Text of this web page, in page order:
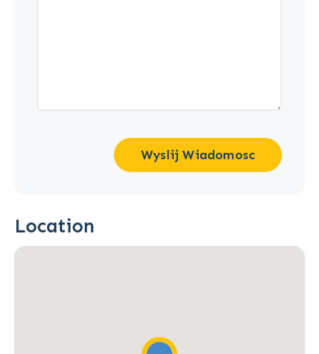
Wyslij Wiadomosc
Location